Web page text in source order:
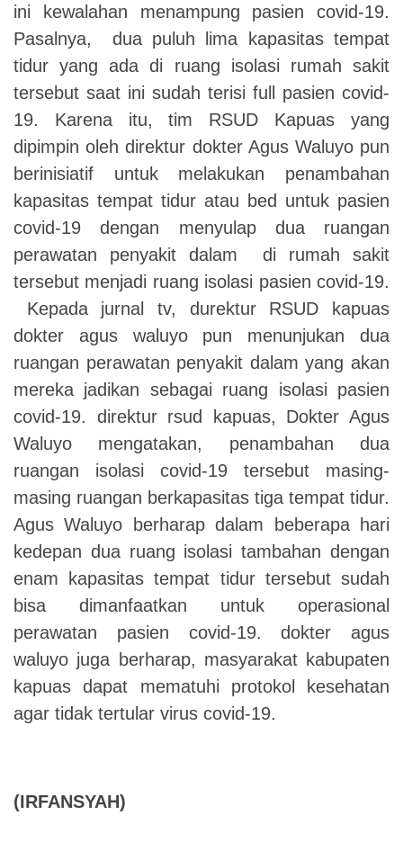
ini kewalahan menampung pasien covid-19.
Pasalnya, dua puluh lima kapasitas tempat
tidur yang ada di ruang isolasi rumah sakit
tersebut saat ini sudah terisi full pasien covid-
19. Karena itu, tim RSUD Kapuas yang
dipimpin oleh direktur dokter Agus Waluyo pun
berinisiatif untuk melakukan penambahan
kapasitas tempat tidur atau bed untuk pasien
covid-19 dengan menyulap dua ruangan
perawatan penyakit dalam di rumah sakit
tersebut menjadi ruang isolasi pasien covid-19.
Kepada jurnal tv, durektur RSUD kapuas
dokter agus waluyo pun menunjukan dua
ruangan perawatan penyakit dalam yang akan
mereka jadikan sebagai ruang isolasi pasien
covid-19. direktur rsud kapuas, Dokter Agus
Waluyo mengatakan, penambahan dua
ruangan isolasi covid-19 tersebut masing-
masing ruangan berkapasitas tiga tempat tidur.
Agus Waluyo berharap dalam beberapa hari
kedepan dua ruang isolasi tambahan dengan
enam kapasitas tempat tidur tersebut sudah
bisa dimanfaatkan untuk operasional
perawatan pasien covid-19. dokter agus
waluyo juga berharap, masyarakat kabupaten
kapuas dapat mematuhi protokol kesehatan
agar tidak tertular virus covid-19.
(IRFANSYAH)